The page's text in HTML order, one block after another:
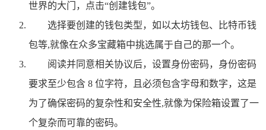
世界的大门，点击“创建钱包”。
选择要创建的钱包类型，如以太坊钱包、比特币钱
包等,就像在众多宝藏箱中挑选属于自己的那一个。
阅读并同意相关协议后，设置身份密码，身份密码
要求至少包含 8 位字符，且必须包含字母和数字，这是
为了确保密码的复杂性和安全性,就像为保险箱设置了一
个复杂而可靠的密码。